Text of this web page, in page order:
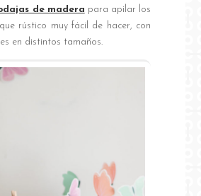
de madera para apilar los
rústico muy fácil de hacer, con
en distintos tamaños.